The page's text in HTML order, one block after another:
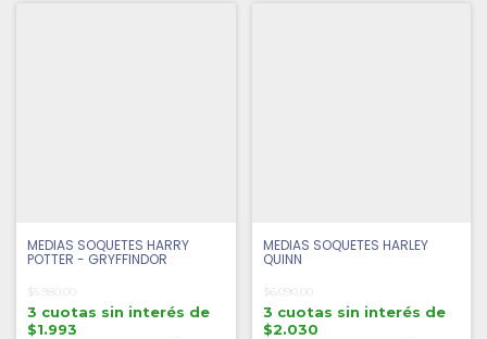
MEDIAS SOQUETES HARRY
POTTER - GRYFFINDOR
$5.980,00
3 cuotas sin interés de
$1.993
MEDIAS SOQUETES HARLEY
QUINN
$6.090,00
3 cuotas sin interés de
$2.030